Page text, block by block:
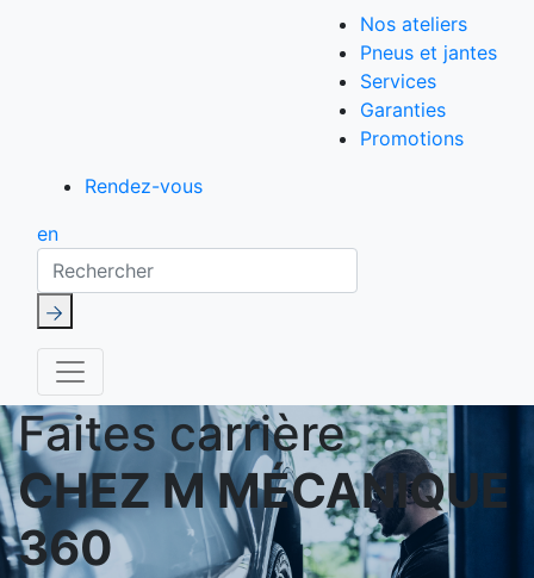
Nos ateliers
Pneus et jantes
Services
Garanties
Promotions
Rendez-vous
en
Rechercher
Faites carrière
CHEZ M MÉCANIQUE
360